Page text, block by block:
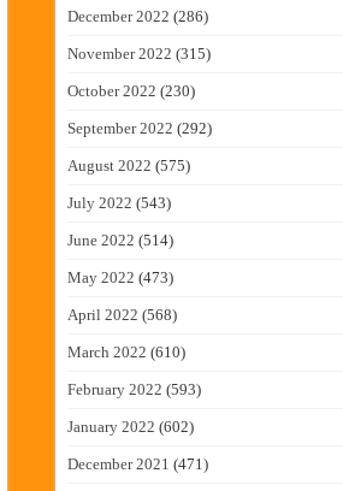
December 2022 (286)
November 2022 (315)
October 2022 (230)
September 2022 (292)
August 2022 (575)
July 2022 (543)
June 2022 (514)
May 2022 (473)
April 2022 (568)
March 2022 (610)
February 2022 (593)
January 2022 (602)
December 2021 (471)